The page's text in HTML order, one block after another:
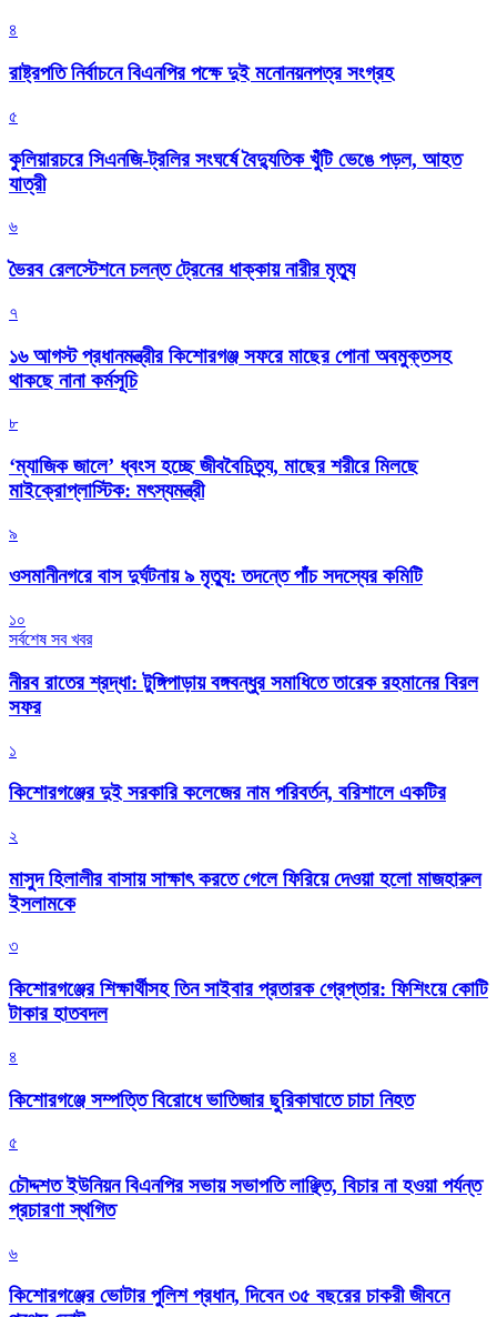
৪
রাষ্ট্রপতি নির্বাচনে বিএনপির পক্ষে দুই মনোনয়নপত্র সংগ্রহ
৫
কুলিয়ারচরে সিএনজি-ট্রলির সংঘর্ষে বৈদ্যুতিক খুঁটি ভেঙে পড়ল, আহত
যাত্রী
৬
ভৈরব রেলস্টেশনে চলন্ত ট্রেনের ধাক্কায় নারীর মৃত্যু
৭
১৬ আগস্ট প্রধানমন্ত্রীর কিশোরগঞ্জ সফরে মাছের পোনা অবমুক্তসহ
থাকছে নানা কর্মসূচি
৮
‘ম্যাজিক জালে’ ধ্বংস হচ্ছে জীববৈচিত্র্য, মাছের শরীরে মিলছে
মাইক্রোপ্লাস্টিক: মৎস্যমন্ত্রী
৯
ওসমানীনগরে বাস দুর্ঘটনায় ৯ মৃত্যু: তদন্তে পাঁচ সদস্যের কমিটি
১০
সর্বশেষ সব খবর
নীরব রাতের শ্রদ্ধা: টুঙ্গিপাড়ায় বঙ্গবন্ধুর সমাধিতে তারেক রহমানের বিরল
সফর
১
কিশোরগঞ্জের দুই সরকারি কলেজের নাম পরিবর্তন, বরিশালে একটির
২
মাসুদ হিলালীর বাসায় সাক্ষাৎ করতে গেলে ফিরিয়ে দেওয়া হলো মাজহারুল
ইসলামকে
৩
কিশোরগঞ্জের শিক্ষার্থীসহ তিন সাইবার প্রতারক গ্রেপ্তার: ফিশিংয়ে কোটি
টাকার হাতবদল
৪
কিশোরগঞ্জে সম্পত্তি বিরোধে ভাতিজার ছুরিকাঘাতে চাচা নিহত
৫
চৌদ্দশত ইউনিয়ন বিএনপির সভায় সভাপতি লাঞ্ছিত, বিচার না হওয়া পর্যন্ত
প্রচারণা স্থগিত
৬
কিশোরগঞ্জের ভোটার পুলিশ প্রধান, দিবেন ৩৫ বছরের চাকরী জীবনে